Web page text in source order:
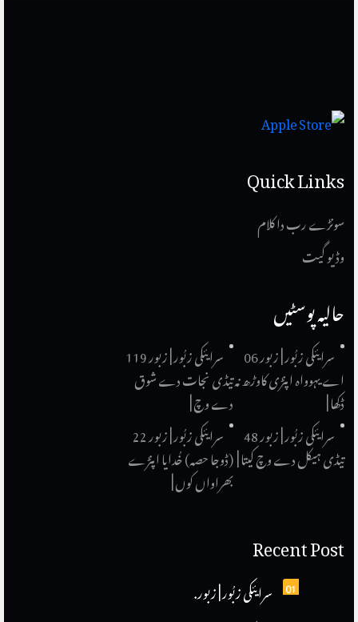
Quick Links
سونڑے رب دا کلام
وڈیو گیت
حالیہ پوسٹیں
سرایئکی زبُور | زبور 119
تیڈی نجات دے شوق
دے وچ |
سرایئکی زبُور | زبور 06
اے یہوواہ اپنڑی کاوڑھ نہ
ڈکھا |
سرایئکی زبُور | زبور 22
(ڈوجا حصہ) خُدایا اپنڑے
بھراواں کوں |
سرایئکی زبُور | زبور 48
تیڈی ہیکل دے وچ کیتا |
Recent Post
01 سرایئکی زبُور | زبور.